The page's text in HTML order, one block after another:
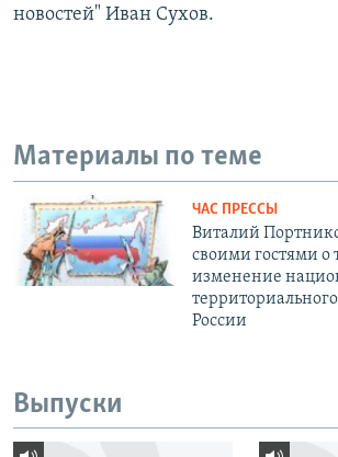
новостей" Иван Сухов.
Материалы по теме
ЧАС ПРЕССЫ
Виталий
своими гостями о
изменение
России
Выпуски